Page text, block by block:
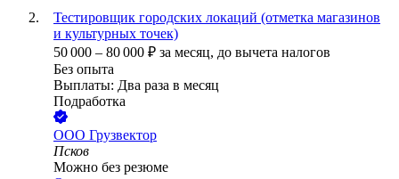
Тестировщик городских локаций (отметка магазинов
и культурных точек)
50 000 – 80 000 ₽ за месяц, до вычета налогов
Без опыта
Выплаты: Два раза в месяц
Подработка
ООО Грузвектор
Псков
Можно без резюме